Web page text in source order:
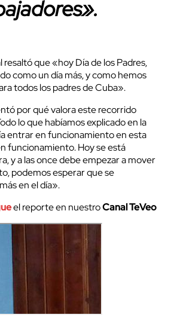
que «hoy Día de los Padres,
como un día más, y como hemos
todos los padres de Cuba».
por qué valora este recorrido
lo que habíamos explicado en la
entrar en funcionamiento en esta
funcionamiento. Hoy se está
y a las once debe empezar a mover
podemos esperar que se
en el día».
el reporte en nuestroCanal TeVeo